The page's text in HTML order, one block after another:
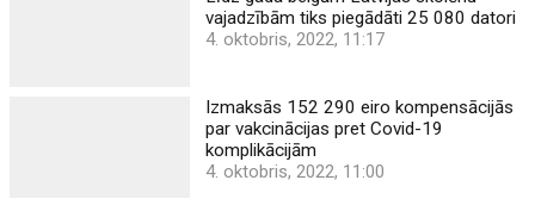
vajadzībām tiks piegādāti 25 080 datori
4. oktobris, 2022, 11:17
Izmaksās 152 290 eiro kompensācijās
par vakcinācijas pret Covid-19
komplikācijām
4. oktobris, 2022, 11:00